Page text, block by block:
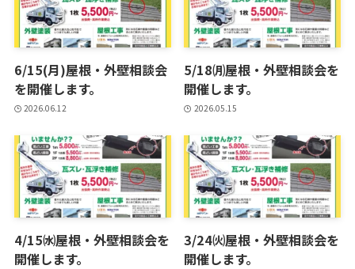
6/15(月)屋根・外壁相談会
を開催します。
2026.06.12
5/18㈪屋根・外壁相談会を
開催します。
2026.05.15
4/15㈬屋根・外壁相談会を
開催します。
3/24㈫屋根・外壁相談会を
開催します。